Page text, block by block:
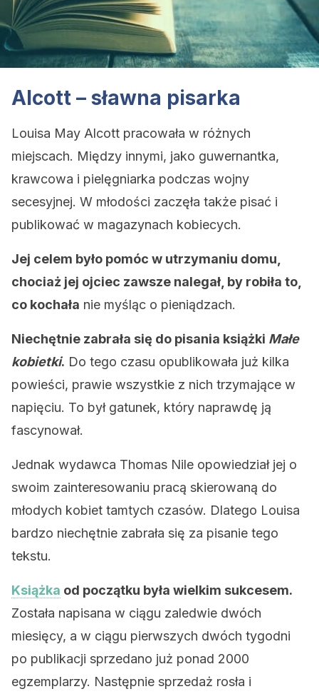
Alcott – sławna pisarka
Louisa May Alcott pracowała w różnych
miejscach. Między innymi, jako guwernantka,
krawcowa i pielęgniarka podczas wojny
secesyjnej. W młodości zaczęła także pisać i
publikować w magazynach kobiecych.
Jej celem było pomóc w utrzymaniu domu,
chociaż jej ojciec zawsze nalegał, by robiła to,
co kochała nie myśląc o pieniądzach.
Niechętnie zabrała się do pisania książki Małe
kobietki. Do tego czasu opublikowała już kilka
powieści, prawie wszystkie z nich trzymające w
napięciu. To był gatunek, który naprawdę ją
fascynował.
Jednak wydawca Thomas Nile opowiedział jej o
swoim zainteresowaniu pracą skierowaną do
młodych kobiet tamtych czasów. Dlatego Louisa
bardzo niechętnie zabrała się za pisanie tego
tekstu.
Książka od początku była wielkim sukcesem.
Została napisana w ciągu zaledwie dwóch
miesięcy, a w ciągu pierwszych dwóch tygodni
po publikacji sprzedano już ponad 2000
egzemplarzy. Następnie sprzedaż rosła i